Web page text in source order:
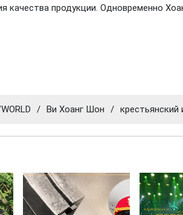
качества продукции. Одновременно
/ Ви Хоанг Шон / крестьянский